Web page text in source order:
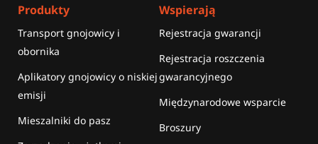
Produkty
Transport gnojowicy i
obornika
Aplikatory gnojowicy o niskiej
emisji
Mieszalniki do pasz
Wspierają
Rejestracja gwarancji
Rejestracja roszczenia
gwarancyjnego
Międzynarodowe wsparcie
Broszury